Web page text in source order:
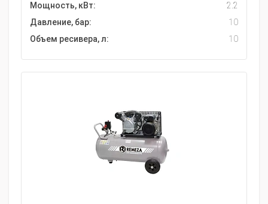
Мощность, кВт:
2.2
Давление, бар:
10
Объем ресивера, л:
10